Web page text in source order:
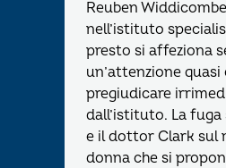
Reuben
nell’istituto
presto si affeziona
un’attenzione
pregiudicare
dall’istituto. La
e il dottor Clark sul
donna che si